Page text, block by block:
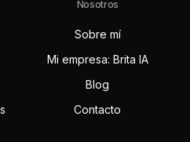
Nosotros
Sobre mí
Mi empresa: Brita IA
Blog
Contacto